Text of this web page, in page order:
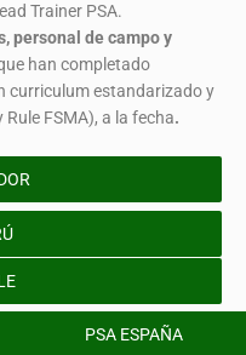
Trainer PSA.
personal de campo y
han completado
curriculum estandarizado y
FSMA), a la fecha.
PSA ESPAÑA